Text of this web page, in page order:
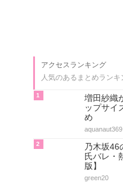
アクセスランキング
人気のあるまとめランキ
1
増田紗織
ップサイ
め
aquanaut369
2
乃木坂46
氏バレ・
版】
green20